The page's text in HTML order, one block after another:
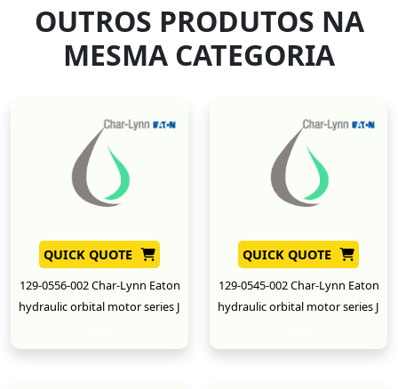
OUTROS PRODUTOS NA
MESMA CATEGORIA
QUICK QUOTE
129-0556-002 Char-Lynn Eaton
hydraulic orbital motor series J
QUICK QUOTE
129-0545-002 Char-Lynn Eaton
hydraulic orbital motor series J